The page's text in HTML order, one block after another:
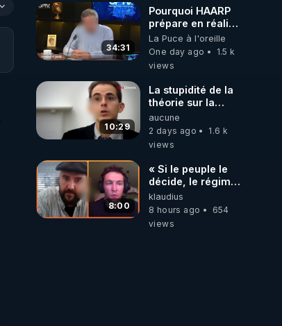
https://odysee.com/
34:31
Pourquoi HAARP
prépare en réalité
un CHAOS
climatique, on
répond
La Puce à l'oreille
One day ago
1.5 k
views
10:29
La stupidité de la
théorie sur la
responsabilité de
l’homme
concernant le
carbone.
aucune
2 days ago
1.6 k
views
8:00
« Si le peuple le
décide, le régime
peut tomber
demain ! »
klaudius
8 hours ago
654
views